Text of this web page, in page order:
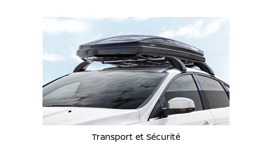
Transport et Sécurité